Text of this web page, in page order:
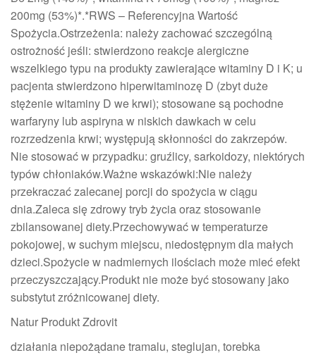
200mg (53%)*.*RWS – Referencyjna Wartość
Spożycia.Ostrzeżenia: należy zachować szczególną
ostrożność jeśli: stwierdzono reakcje alergiczne
wszelkiego typu na produkty zawierające witaminy D i K; u
pacjenta stwierdzono hiperwitaminozę D (zbyt duże
stężenie witaminy D we krwi); stosowane są pochodne
warfaryny lub aspiryna w niskich dawkach w celu
rozrzedzenia krwi; występują skłonności do zakrzepów.
Nie stosować w przypadku: gruźlicy, sarkoidozy, niektórych
typów chłoniaków.Ważne wskazówki:Nie należy
przekraczać zalecanej porcji do spożycia w ciągu
dnia.Zaleca się zdrowy tryb życia oraz stosowanie
zbilansowanej diety.Przechowywać w temperaturze
pokojowej, w suchym miejscu, niedostępnym dla małych
dzieci.Spożycie w nadmiernych ilościach może mieć efekt
przeczyszczający.Produkt nie może być stosowany jako
substytut zróżnicowanej diety.
Natur Produkt Zdrovit
działania niepożądane tramalu, steglujan, torebka